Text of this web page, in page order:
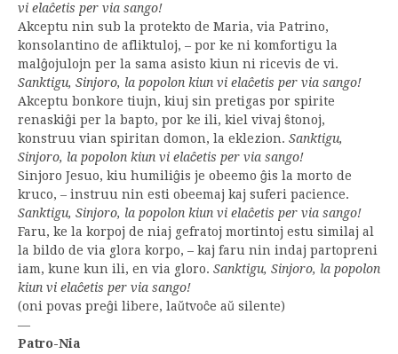
vi elaĉetis per via sango!
Akceptu nin sub la protekto de Maria, via Patrino,
konsolantino de afliktuloj, – por ke ni komfortigu la
malĝojulojn per la sama asisto kiun ni ricevis de vi.
Sanktigu, Sinjoro, la popolon kiun vi elaĉetis per via sango!
Akceptu bonkore tiujn, kiuj sin pretigas por spirite
renaskiĝi per la bapto, por ke ili, kiel vivaj ŝtonoj,
konstruu vian spiritan domon, la eklezion. Sanktigu,
Sinjoro, la popolon kiun vi elaĉetis per via sango!
Sinjoro Jesuo, kiu humiliĝis je obeemo ĝis la morto de
kruco, – instruu nin esti obeemaj kaj suferi pacience.
Sanktigu, Sinjoro, la popolon kiun vi elaĉetis per via sango!
Faru, ke la korpoj de niaj gefratoj mortintoj estu similaj al
la bildo de via glora korpo, – kaj faru nin indaj partopreni
iam, kune kun ili, en via gloro. Sanktigu, Sinjoro, la popolon
kiun vi elaĉetis per via sango!
(oni povas preĝi libere, laŭtvoĉe aŭ silente)
—
Patro-Nia